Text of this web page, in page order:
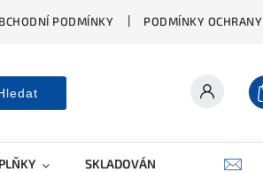
PODMÍNKY PODMÍNKY
SKLADOVÁNÍ A ČIŠTĚNÍ